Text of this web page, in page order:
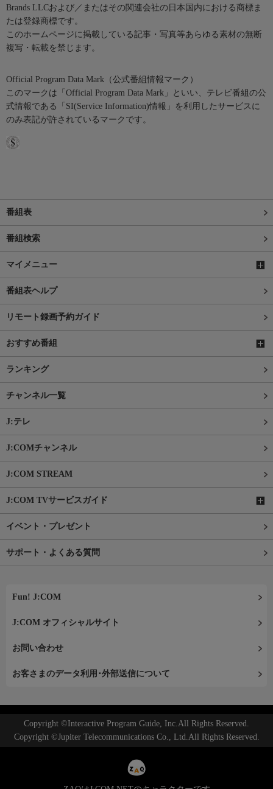
Brands LLCおよび／またはその関連会社の日本国内における商標ま
たは登録商標です。
このホームページに掲載している記事・写真等あらゆる素材の無断
複写・転載を禁じます。
Official Program Data Mark（公式番組情報マーク）
このマークは「Official Program Data Mark」といい、テレビ番組の公
式情報である「SI(Service Information)情報」を利用したサービスに
のみ表記が許されているマークです。
番組表
番組検索
マイメニュー
番組表ヘルプ
リモート録画予約ガイド
おすすめ番組
ランキング
チャンネル一覧
J:テレ
J:COMチャンネル
J:COM STREAM
J:COM TVサービスガイド
イベント・プレゼント
サポート・よくある質問
Fun! J:COM
J:COM オフィシャルサイト
お問い合わせ
お客さまのデータ利用･外部送信について
Copyright ©Interactive Program Guide, Inc.All Rights Reserved.
Copyright ©Jupiter Telecommunications Co., Ltd.All Rights Reserved.